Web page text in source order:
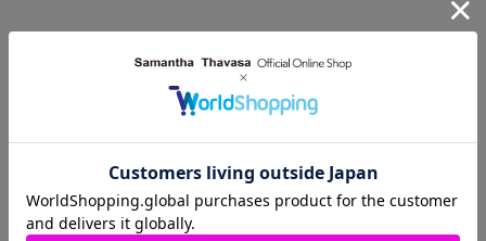
サマンサベガセレブリティ近鉄パッセ店
新作から人気シリーズまで